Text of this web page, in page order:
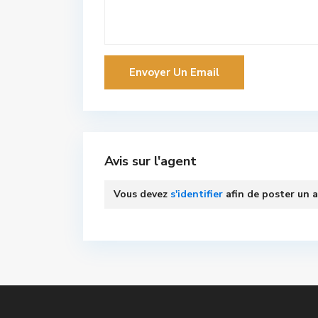
Avis sur l'agent
Vous devez s'identifier afin de poster un